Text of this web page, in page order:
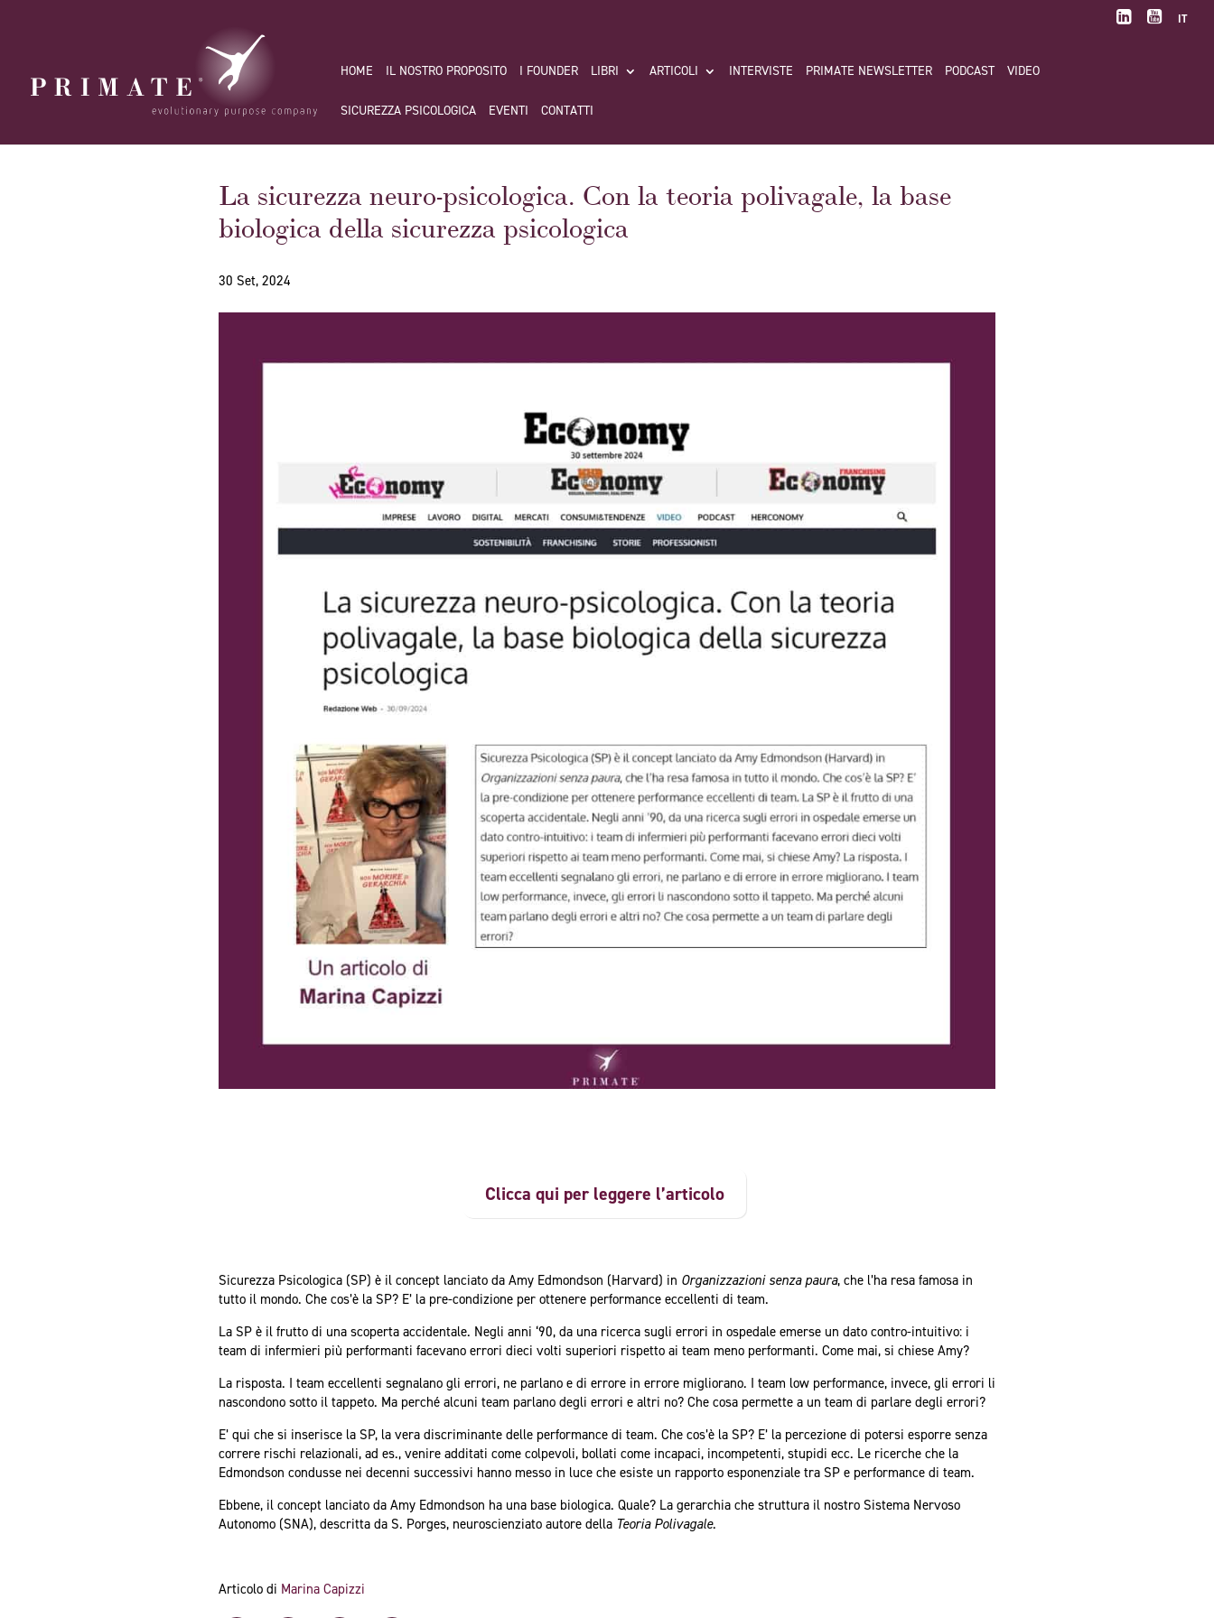
IT
HOME IL NOSTRO PROPOSITO I FOUNDER LIBRI ARTICOLI INTERVISTE PRIMATE NEWSLETTER PODCAST VIDEO
SICUREZZA PSICOLOGICA EVENTI CONTATTI
La sicurezza neuro-psicologica. Con la teoria polivagale, la base
biologica della sicurezza psicologica
30 Set, 2024
Clicca qui per leggere l’articolo
Sicurezza Psicologica (SP) è il concept lanciato da Amy Edmondson (Harvard) in Organizzazioni senza paura, che l’ha resa famosa in
tutto il mondo. Che cos’è la SP? E’ la pre-condizione per ottenere performance eccellenti di team.
La SP è il frutto di una scoperta accidentale. Negli anni ‘90, da una ricerca sugli errori in ospedale emerse un dato contro-intuitivo: i
team di infermieri più performanti facevano errori dieci volti superiori rispetto ai team meno performanti. Come mai, si chiese Amy?
La risposta. I team eccellenti segnalano gli errori, ne parlano e di errore in errore migliorano. I team low performance, invece, gli errori li
nascondono sotto il tappeto. Ma perché alcuni team parlano degli errori e altri no? Che cosa permette a un team di parlare degli errori?
E’ qui che si inserisce la SP, la vera discriminante delle performance di team. Che cos’è la SP? E’ la percezione di potersi esporre senza
correre rischi relazionali, ad es., venire additati come colpevoli, bollati come incapaci, incompetenti, stupidi ecc. Le ricerche che la
Edmondson condusse nei decenni successivi hanno messo in luce che esiste un rapporto esponenziale tra SP e performance di team.
Ebbene, il concept lanciato da Amy Edmondson ha una base biologica. Quale? La gerarchia che struttura il nostro Sistema Nervoso
Autonomo (SNA), descritta da S. Porges, neuroscienziato autore della Teoria Polivagale.
Articolo di Marina Capizzi